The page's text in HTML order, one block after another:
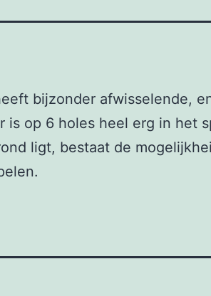
bijzonder afwisselende,
is op 6 holes heel erg in het
ligt, bestaat de